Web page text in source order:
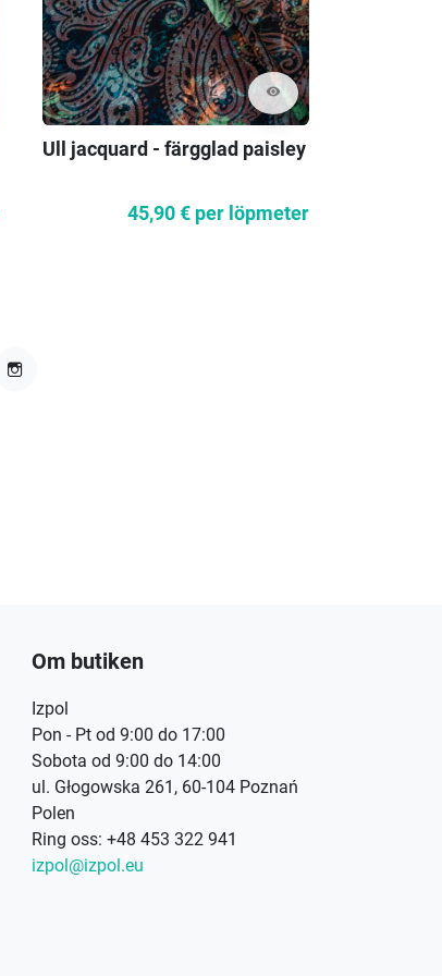
visibility
Ull jacquard - färgglad paisley
45,90 € per löpmeter
Om butiken
Izpol
Pon - Pt od 9:00 do 17:00
Sobota od 9:00 do 14:00
ul. Głogowska 261, 60-104 Poznań
Polen
Ring oss: +48 453 322 941
izpol@izpol.eu